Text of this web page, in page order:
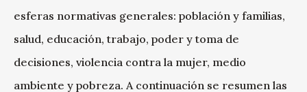
esferas normativas generales: población y familias,
salud, educación, trabajo, poder y toma de
decisiones, violencia contra la mujer, medio
ambiente y pobreza. A continuación se resumen las